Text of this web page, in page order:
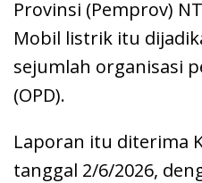
Provinsi (Pemprov)
Mobil listrik itu
sejumlah organisasi
(OPD).
Laporan itu diterima
tanggal 2/6/2026,